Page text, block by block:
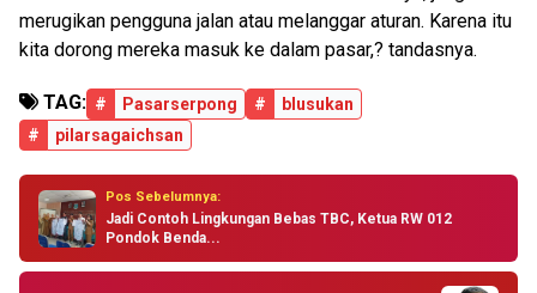
merugikan pengguna jalan atau melanggar aturan. Karena itu
kita dorong mereka masuk ke dalam pasar,? tandasnya.
TAG: # Pasarserpong #
blusukan
#
pilarsagaichsan
Pos Sebelumnya:
Jadi Contoh Lingkungan Bebas TBC, Ketua RW 012
Pondok Benda...